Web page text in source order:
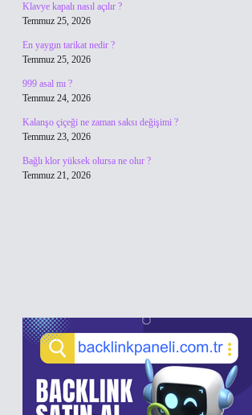
Klavye kapalı nasıl açılır ?
Temmuz 25, 2026
En yaygın tarikat nedir ?
Temmuz 25, 2026
999 asal mı ?
Temmuz 24, 2026
Kalanşo çiçeği ne zaman saksı değişimi ?
Temmuz 23, 2026
Bağlı klor yüksek olursa ne olur ?
Temmuz 21, 2026